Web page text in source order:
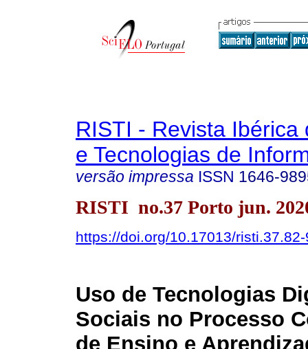
RISTI - Revista Ibérica
e Tecnologias de
versão impressa ISSN 1646-
RISTI no.37 Porto jun.
https://doi.org/10.17013/
Uso de Tecnologias
Sociais no Processo
de Ensino e